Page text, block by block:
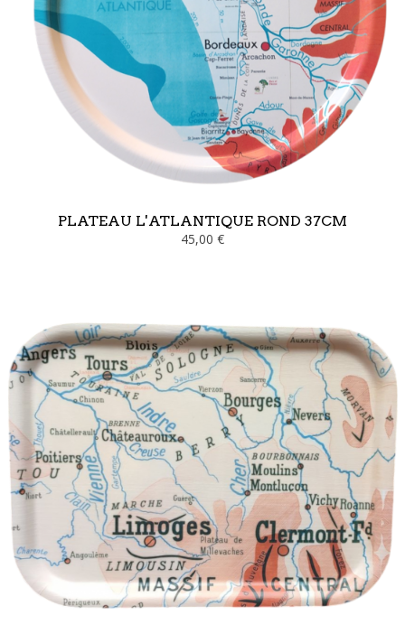
PLATEAU L'ATLANTIQUE ROND 37CM
45,00 €